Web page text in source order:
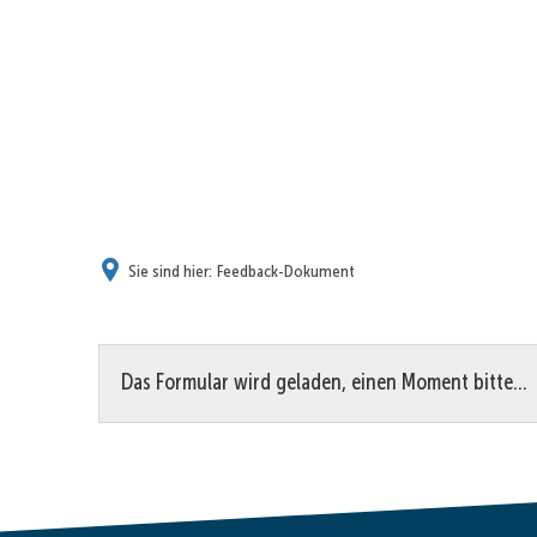
Sie sind hier: Feedback-Dokument
Feedback-Das Formular wird geladen, einen Moment bitte…